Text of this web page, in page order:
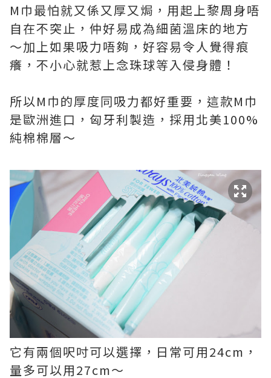
M巾最怕就又係又厚又焗，用起上黎周身唔
自在不突止，仲好易成為細菌溫床的地方
～加上如果吸力唔夠，好容易令人覺得痕
癢，不小心就惹上念珠球等入侵身體！
所以M巾的厚度同吸力都好重要，這款M巾
是歐洲進口，匈牙利製造，採用北美100%
純棉棉層～
它有兩個呎吋可以選擇，日常可用24cm，
量多可以用27cm～